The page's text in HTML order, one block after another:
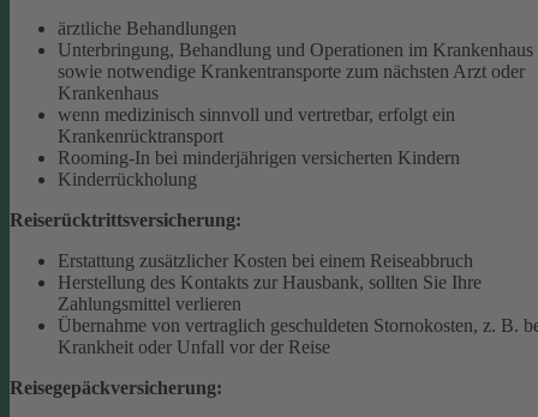
ärztliche Behandlungen
Unterbringung, Behandlung und Operationen im Krankenhaus
sowie notwendige Krankentransporte zum nächsten Arzt oder
Krankenhaus
wenn medizinisch sinnvoll und vertretbar, erfolgt ein
Krankenrücktransport
Rooming-In bei minderjährigen versicherten Kindern
Kinderrückholung
Reiserücktrittsversicherung:
Erstattung zusätzlicher Kosten bei einem Reiseabbruch
Herstellung des Kontakts zur Hausbank, sollten Sie Ihre
Zahlungsmittel verlieren
Übernahme von vertraglich geschuldeten Stornokosten, z. B.
Krankheit oder Unfall vor der Reise
Reisegepäckversicherung: